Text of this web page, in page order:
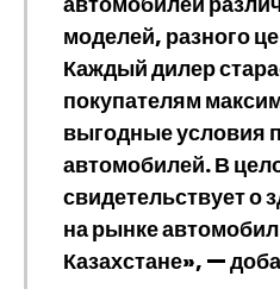
моделей, разного
Каждый дилер
покупателям
выгодные условия
автомобилей. В
свидетельствует о
на рынке
Казахстане», —